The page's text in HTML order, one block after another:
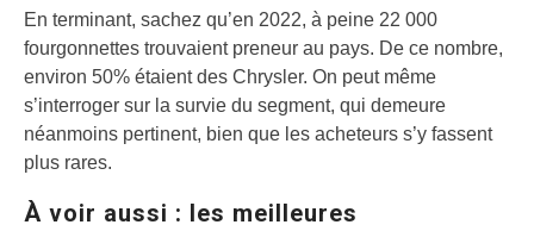
En terminant, sachez qu’en 2022, à peine 22 000
fourgonnettes trouvaient preneur au pays. De ce nombre,
environ 50% étaient des Chrysler. On peut même
s’interroger sur la survie du segment, qui demeure
néanmoins pertinent, bien que les acheteurs s’y fassent
plus rares.
À voir aussi : les meilleures